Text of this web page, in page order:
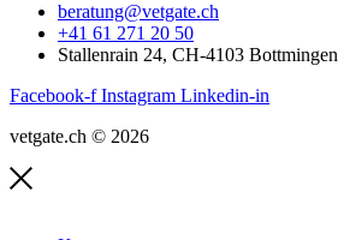
beratung@vetgate.ch
+41 61 271 20 50
Stallenrain 24, CH-4103 Bottmingen
Facebook-f Instagram Linkedin-in
vetgate.ch © 2026